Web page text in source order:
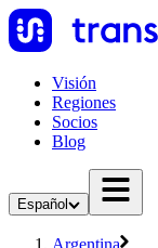
Visión
Regiones
Socios
Blog
Español
Argentina